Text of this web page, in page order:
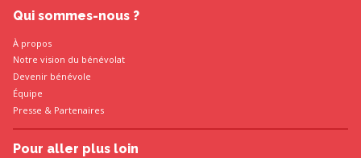
Qui sommes-nous ?
À propos
Notre vision du bénévolat
Devenir bénévole
Équipe
Presse & Partenaires
Pour aller plus loin